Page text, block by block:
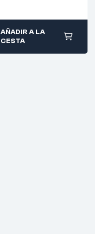
AÑADIR A LA
CESTA